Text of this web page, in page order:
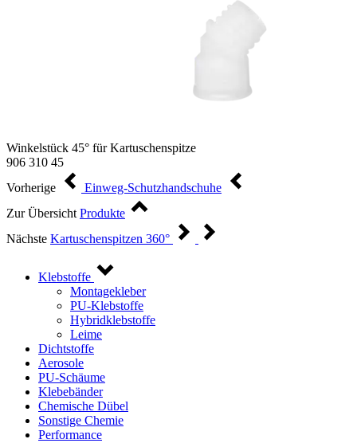
Winkelstück 45° für Kartuschenspitze
906 310 45
Vorherige
Einweg-Schutzhandschuhe
Zur Übersicht Produkte
Nächste Kartuschenspitzen 360°
Klebstoffe
Montagekleber
PU-Klebstoffe
Hybridklebstoffe
Leime
Dichtstoffe
Aerosole
PU-Schäume
Klebebänder
Chemische Dübel
Sonstige Chemie
Performance